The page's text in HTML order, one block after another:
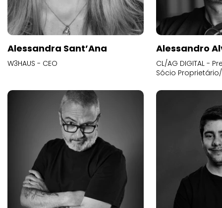
Alessandra Sant’Ana
W3HAUS - CEO
Alessandro
CL/AG DIGITAL -
Sócio